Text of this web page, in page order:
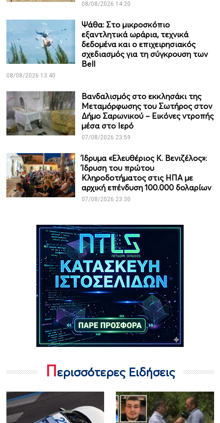
08/08/2026 14:20
Ψάθα: Στο μικροσκόπιο
εξαντλητικά ωράρια, τεχνικά
δεδομένα και ο επιχειρησιακός
σχεδιασμός για τη σύγκρουση των
Bell
08/08/2026 13:40
Βανδαλισμός στο εκκλησάκι της
Μεταμόρφωσης του Σωτήρος στον
Δήμο Σαρωνικού – Εικόνες ντροπής
μέσα στο Ιερό
07/08/2026 23:59
Ίδρυμα «Ελευθέριος Κ. Βενιζέλος»:
Ίδρυση του πρώτου
Κληροδοτήματος στις ΗΠΑ με
αρχική επένδυση 100.000 δολαρίων
07/08/2026 23:30
Περισσότερες Ειδήσεις